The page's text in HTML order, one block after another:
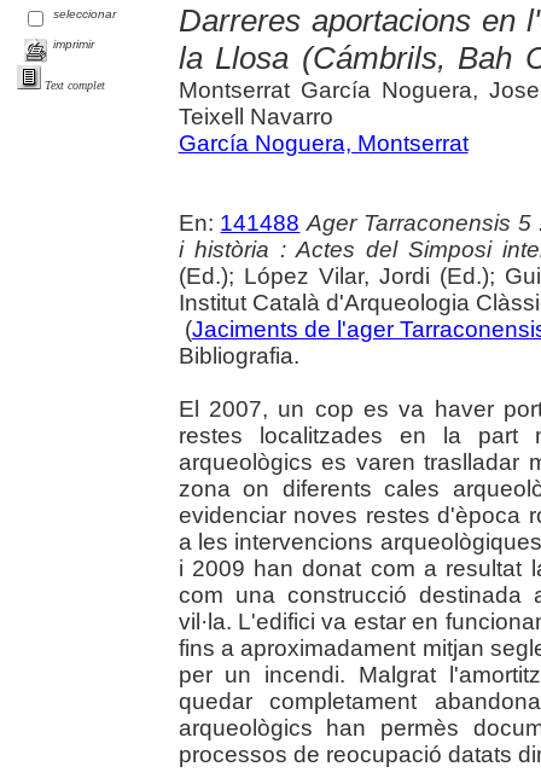
seleccionar
imprimir
Text complet
Darreres aportacions en
la Llosa (Cámbrils, Bah
Montserrat García Noguera,
Teixell Navarro
García Noguera, Montserrat
En: 141488 Ager Tarraconensis
i història : Actes del Simposi
(Ed.); López Vilar, Jordi (Ed.);
Institut Català d'Arqueologia
(Jaciments de l'ager
Bibliografia.
El 2007, un cop es va haver
restes localitzades en la part
arqueològics es varen traslladar
zona on diferents cales
evidenciar noves restes d'època
a les intervencions
i 2009 han donat com a resultat
com una construcció destinada
vil·la. L'edifici va estar en
fins a aproximadament mitjan
per un incendi. Malgrat
quedar completament
arqueològics han permès
processos de reocupació datats